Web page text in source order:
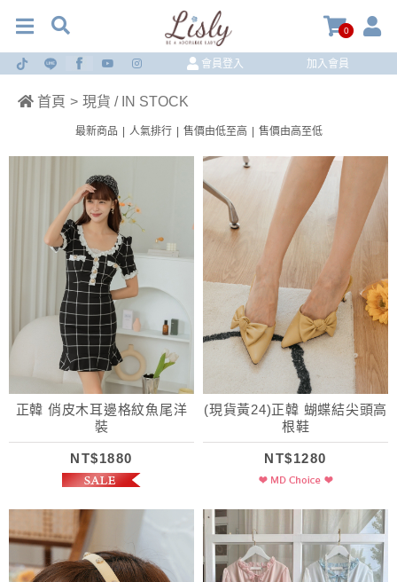
0
會員登入 加入會員
首頁 > 現貨 / IN STOCK
最新商品 人氣排行 售價由低至高 售價由高至低
正韓 俏皮木耳邊格紋魚尾洋
裝
NT$1880
(現貨黃24)正韓 蝴蝶結尖頭高
根鞋
NT$1280